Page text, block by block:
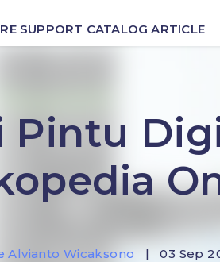
SUPPORT CATALOG ARTICLE
Pintu
Alvianto Wicaksono | 03 Sep